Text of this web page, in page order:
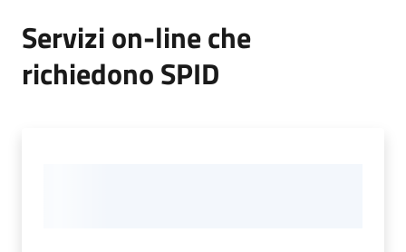
Servizi on-line che
richiedono SPID